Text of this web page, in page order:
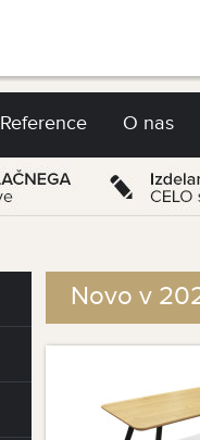
Reference O nas
Novo v